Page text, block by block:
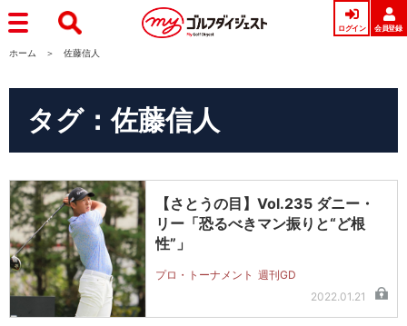
ログイン 会員登録
ホーム 佐藤信人
タグ：佐藤信人
【さとうの目】Vol.235 ダニー・
リー「恐るべきマン振りと“ど根
性”」
プロ・トーナメント 週刊GD
2022.01.21